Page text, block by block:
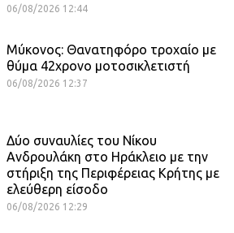
06/08/2026 12:44
Μύκονος: Θανατηφόρο τροχαίο με
θύμα 42χρονο μοτοσικλετιστή
06/08/2026 12:37
Δύο συναυλίες του Νίκου
Ανδρουλάκη στο Ηράκλειο με την
στήριξη της Περιφέρειας Κρήτης με
ελεύθερη είσοδο
06/08/2026 12:29